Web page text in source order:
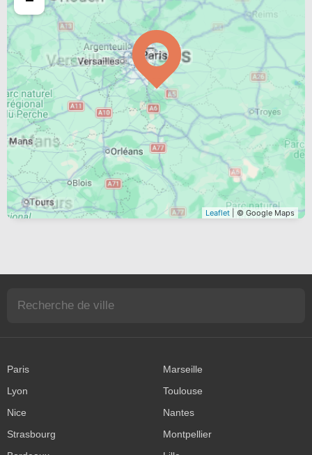
Leaflet | © Google Maps
Paris
Marseille
Lyon
Toulouse
Nice
Nantes
Strasbourg
Montpellier